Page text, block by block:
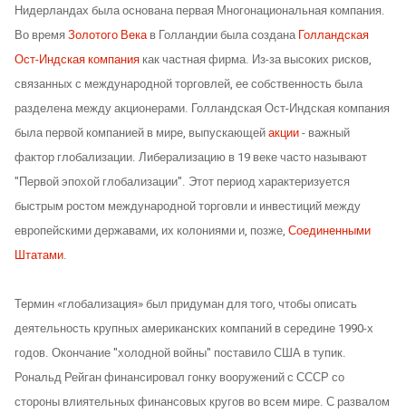
Нидерландах была основана первая Многонациональная компания.
Во время Золотого Векав Голландии была созданаГолландская
Ост-Индская компания как частная фирма. Из-за высоких рисков,
связанных с международной торговлей, ее собственность была
разделена между акционерами. Голландская Ост-Индская компания
была первой компанией в мире, выпускающейакции- важный
фактор глобализации. Либерализацию в 19 веке часто называют
"Первой эпохой глобализации". Этот период характеризуется
быстрым ростом международной торговли и инвестиций между
европейскими державами, их колониями и, позже, Соединенными
Штатами.
Термин «глобализация» был придуман для того, чтобы описать
деятельность крупных американских компаний в середине 1990-х
годов. Окончание "холодной войны" поставило США в тупик.
Рональд Рейган финансировал гонку вооружений с СССР со
стороны влиятельных финансовых кругов во всем мире. С развалом